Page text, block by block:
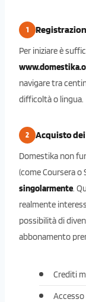
1
Per iniziare è
navigare tra
difficoltà o lingua.
2 Acquisto
Domestika non
(come Coursera o
singolarmente.
realmente
possibilità di
abbonamento
Crediti